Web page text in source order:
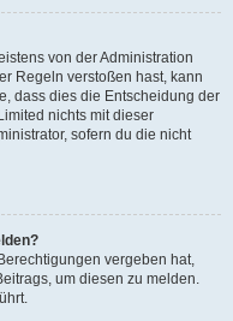
von der Administration
Regeln verstoßen hast, kann
dass dies die Entscheidung der
nichts mit dieser
sofern du die nicht
vergeben hat,
um diesen zu melden.